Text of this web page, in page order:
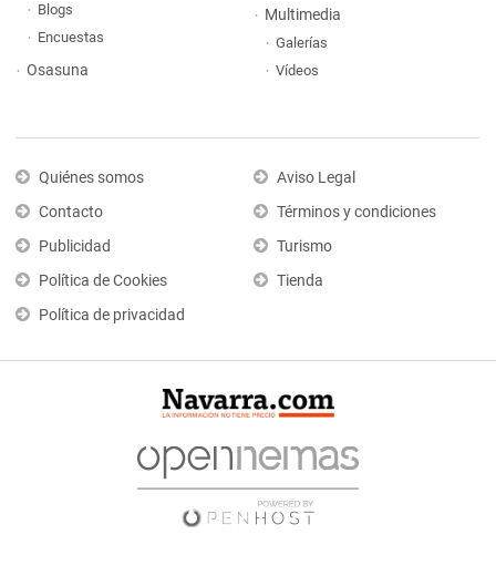
Blogs
Encuestas
Osasuna
Multimedia
Galerías
Vídeos
Quiénes somos
Contacto
Publicidad
Política de Cookies
Política de privacidad
Aviso Legal
Términos y condiciones
Turismo
Tienda